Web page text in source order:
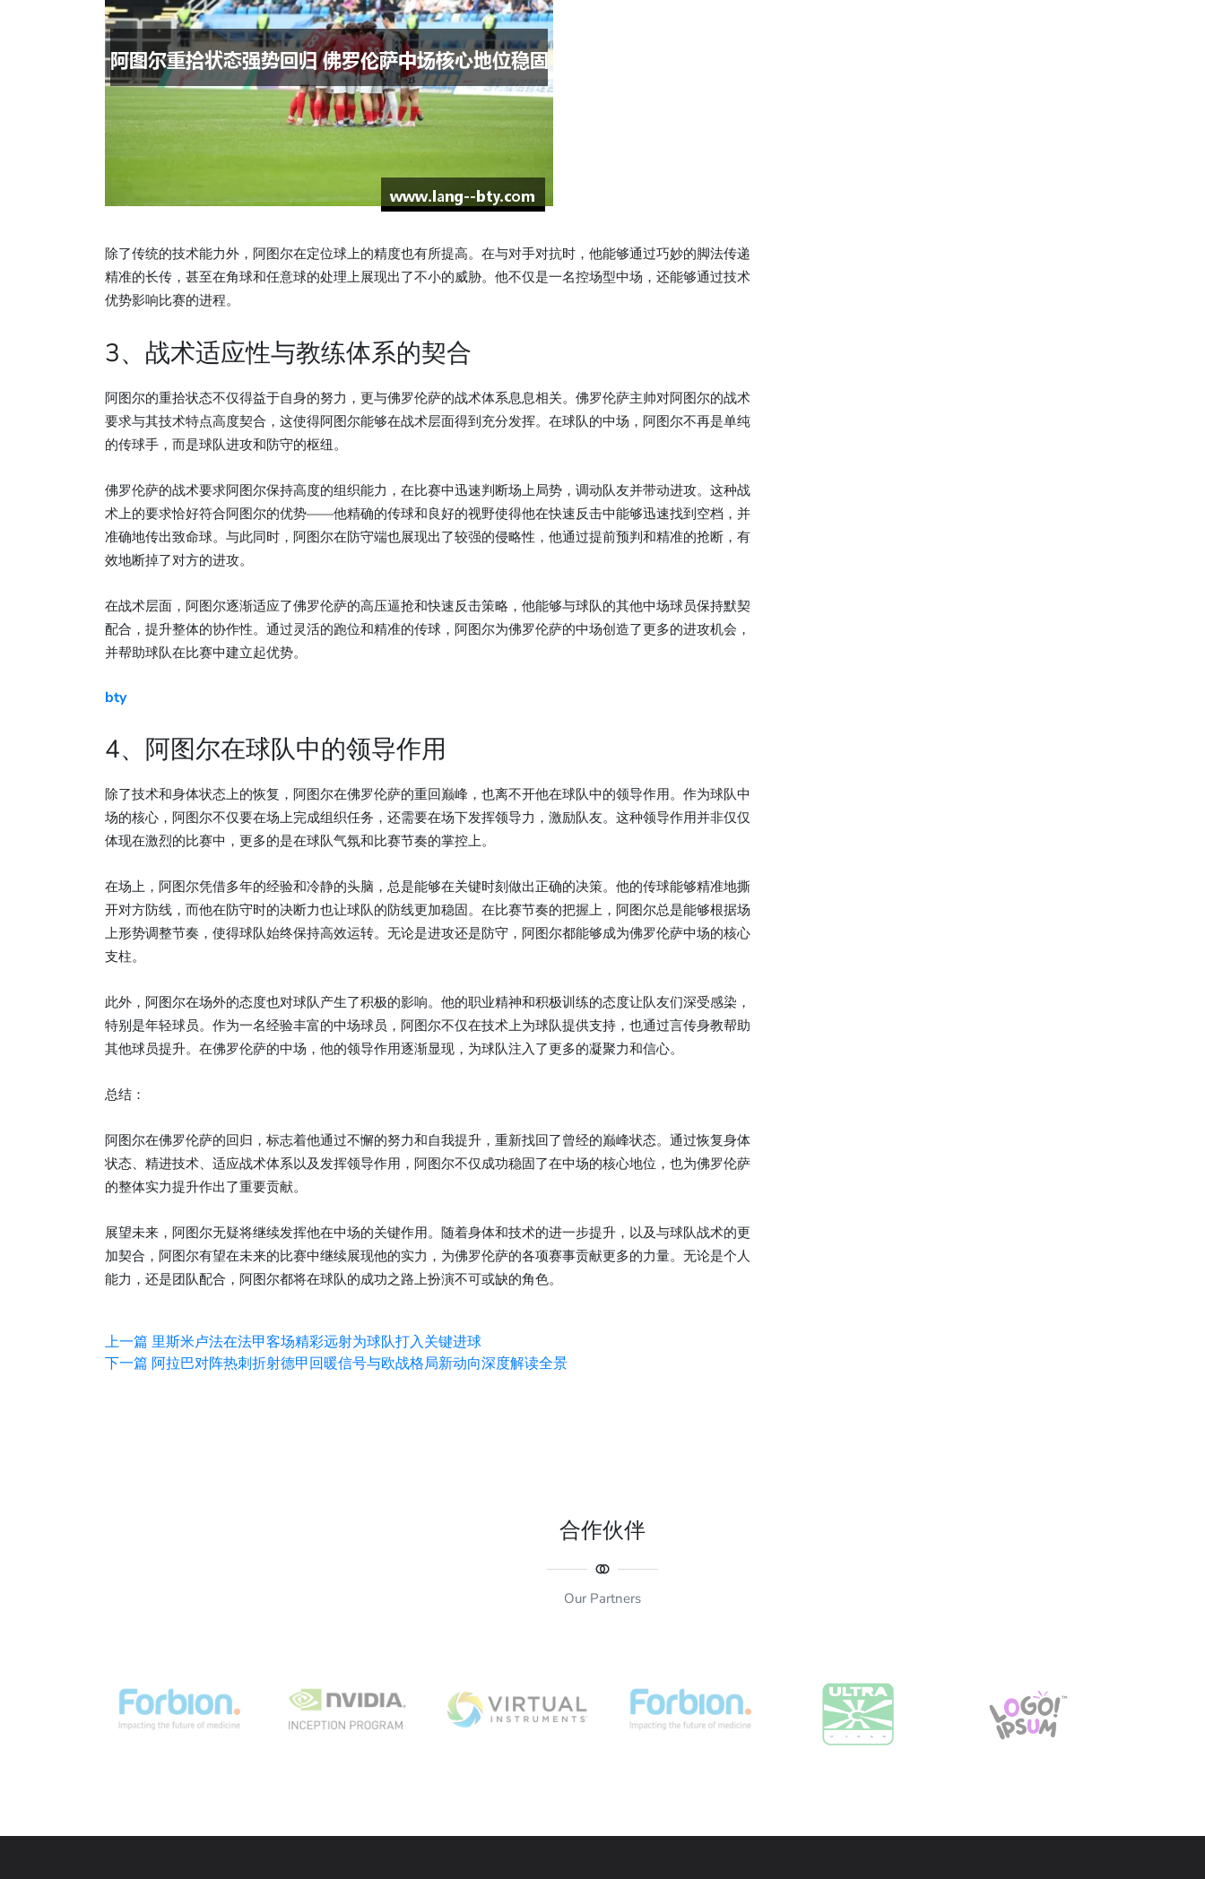
除了传统的技术能力外，阿图尔在定位球上的精度也有所提高。在与对手对抗时，他能够通过巧妙的脚法传递
精准的长传，甚至在角球和任意球的处理上展现出了不小的威胁。他不仅是一名控场型中场，还能够通过技术
优势影响比赛的进程。
3、战术适应性与教练体系的契合
阿图尔的重拾状态不仅得益于自身的努力，更与佛罗伦萨的战术体系息息相关。佛罗伦萨主帅对阿图尔的战术
要求与其技术特点高度契合，这使得阿图尔能够在战术层面得到充分发挥。在球队的中场，阿图尔不再是单纯
的传球手，而是球队进攻和防守的枢纽。
佛罗伦萨的战术要求阿图尔保持高度的组织能力，在比赛中迅速判断场上局势，调动队友并带动进攻。这种战
术上的要求恰好符合阿图尔的优势——他精确的传球和良好的视野使得他在快速反击中能够迅速找到空档，并
准确地传出致命球。与此同时，阿图尔在防守端也展现出了较强的侵略性，他通过提前预判和精准的抢断，有
效地断掉了对方的进攻。
在战术层面，阿图尔逐渐适应了佛罗伦萨的高压逼抢和快速反击策略，他能够与球队的其他中场球员保持默契
配合，提升整体的协作性。通过灵活的跑位和精准的传球，阿图尔为佛罗伦萨的中场创造了更多的进攻机会，
并帮助球队在比赛中建立起优势。
bty
4、阿图尔在球队中的领导作用
除了技术和身体状态上的恢复，阿图尔在佛罗伦萨的重回巅峰，也离不开他在球队中的领导作用。作为球队中
场的核心，阿图尔不仅要在场上完成组织任务，还需要在场下发挥领导力，激励队友。这种领导作用并非仅仅
体现在激烈的比赛中，更多的是在球队气氛和比赛节奏的掌控上。
在场上，阿图尔凭借多年的经验和冷静的头脑，总是能够在关键时刻做出正确的决策。他的传球能够精准地撕
开对方防线，而他在防守时的决断力也让球队的防线更加稳固。在比赛节奏的把握上，阿图尔总是能够根据场
上形势调整节奏，使得球队始终保持高效运转。无论是进攻还是防守，阿图尔都能够成为佛罗伦萨中场的核心
支柱。
此外，阿图尔在场外的态度也对球队产生了积极的影响。他的职业精神和积极训练的态度让队友们深受感染，
特别是年轻球员。作为一名经验丰富的中场球员，阿图尔不仅在技术上为球队提供支持，也通过言传身教帮助
其他球员提升。在佛罗伦萨的中场，他的领导作用逐渐显现，为球队注入了更多的凝聚力和信心。
总结：
阿图尔在佛罗伦萨的回归，标志着他通过不懈的努力和自我提升，重新找回了曾经的巅峰状态。通过恢复身体
状态、精进技术、适应战术体系以及发挥领导作用，阿图尔不仅成功稳固了在中场的核心地位，也为佛罗伦萨
的整体实力提升作出了重要贡献。
展望未来，阿图尔无疑将继续发挥他在中场的关键作用。随着身体和技术的进一步提升，以及与球队战术的更
加契合，阿图尔有望在未来的比赛中继续展现他的实力，为佛罗伦萨的各项赛事贡献更多的力量。无论是个人
能力，还是团队配合，阿图尔都将在球队的成功之路上扮演不可或缺的角色。
上一篇 里斯米卢法在法甲客场精彩远射为球队打入关键进球
下一篇 阿拉巴对阵热刺折射德甲回暖信号与欧战格局新动向深度解读全景
合作伙伴
Our Partners